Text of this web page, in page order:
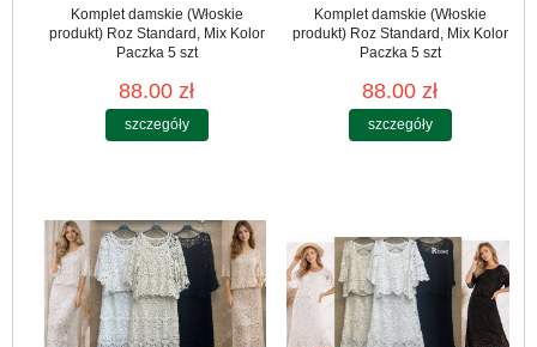
Komplet damskie (Włoskie
produkt) Roz Standard, Mix Kolor
Paczka 5 szt
88.00 zł
szczegóły
Komplet damskie (Włoskie
produkt) Roz Standard, Mix Kolor
Paczka 5 szt
88.00 zł
szczegóły